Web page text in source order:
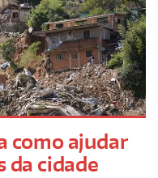
como ajudar
da cidade